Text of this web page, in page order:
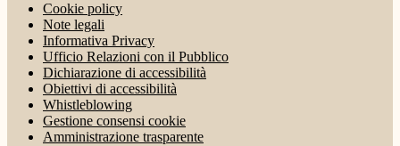
Cookie policy
Note legali
Informativa Privacy
Ufficio Relazioni con il Pubblico
Dichiarazione di accessibilità
Obiettivi di accessibilità
Whistleblowing
Gestione consensi cookie
Amministrazione trasparente